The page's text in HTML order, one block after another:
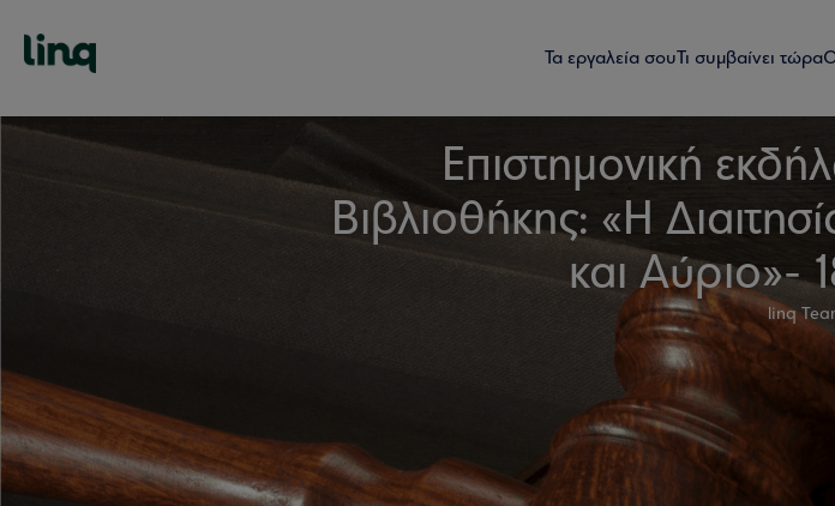
Τα εργαλεία σουΤι συμβαίνει τώρα
Επιστημονική
Βιβλιοθήκης: «Η
και Αύριο»-
linq